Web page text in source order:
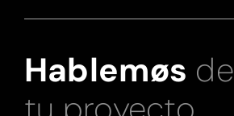
Hablemøs de